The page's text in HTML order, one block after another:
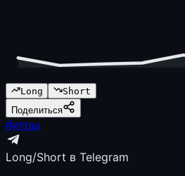
Long
Short
Поделиться
#игры
Long/Short в Telegram